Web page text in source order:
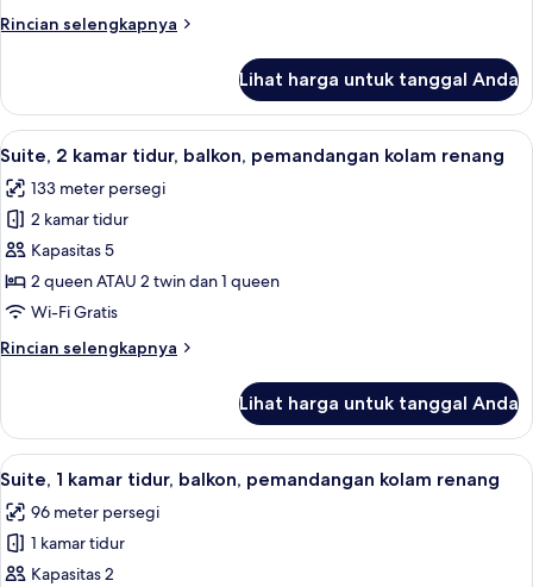
balkon,
renang
Rincian selengkapnya
Rincian
Suite,
kamar
balkon,
pemandangan
renang
Lihat harga untuk tanggal Anda
Lihat
semua
foto
untuk
Suite,
2
kamar
balkon,
renang
Brankas, tempat tidur bayi gratis,
18
Suite, 2 kamar tidur, balkon, pemandangan kolam renang
133 meter persegi
2 kamar tidur
Kapasitas 5
2 queen ATAU 2 twin dan 1 queen
Wi-Fi Gratis
Rincian selengkapnya
Rincian
Suite,
kamar
balkon,
pemandangan
renang
Lihat harga untuk tanggal Anda
Lihat
semua
foto
untuk
Suite,
Brankas, tempat tidur bayi gratis,
10
Suite, 1 kamar tidur, balkon, pemandangan kolam renang
96 meter persegi
1 kamar tidur
Kapasitas 2